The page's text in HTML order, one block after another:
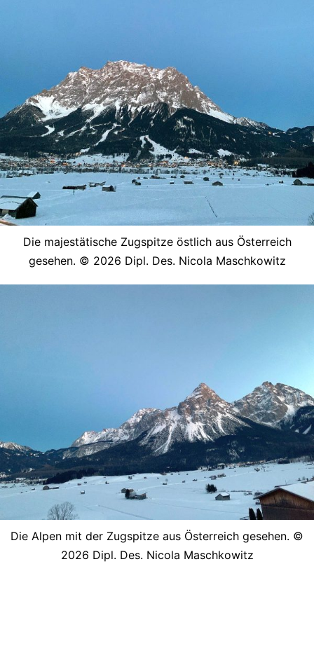
Die majestätische Zugspitze östlich aus Österreich
gesehen. © 2026 Dipl. Des. Nicola Maschkowitz
Die Alpen mit der Zugspitze aus Österreich gesehen. ©
2026 Dipl. Des. Nicola Maschkowitz